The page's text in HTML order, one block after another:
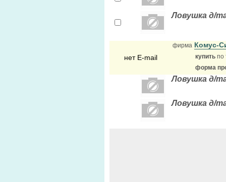
Ловушка д/
нет E-mail
фирма Комус-
купить по
форма
Ловушка д/
Ловушка д/